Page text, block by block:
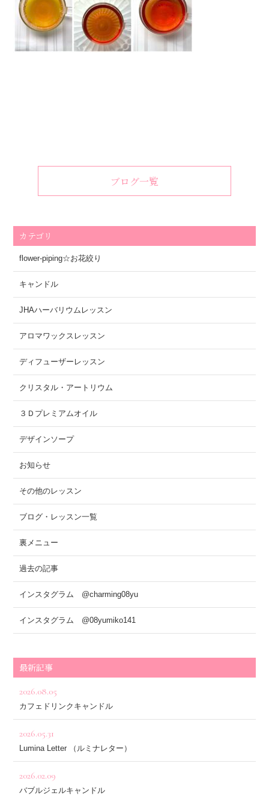
ブログ一覧
カテゴリ
flower-piping☆お花絞り
キャンドル
JHAハーバリウムレッスン
アロマワックスレッスン
ディフューザーレッスン
クリスタル・アートリウム
３Ｄプレミアムオイル
デザインソープ
お知らせ
その他のレッスン
ブログ・レッスン一覧
裏メニュー
過去の記事
インスタグラム @charming08yu
インスタグラム @08yumiko141
最新記事
2026.08.05
カフェドリンクキャンドル
2026.05.31
Lumina Letter （ルミナレター）
2026.02.09
バブルジェルキャンドル